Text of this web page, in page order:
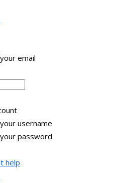
your email
your username
your password
help